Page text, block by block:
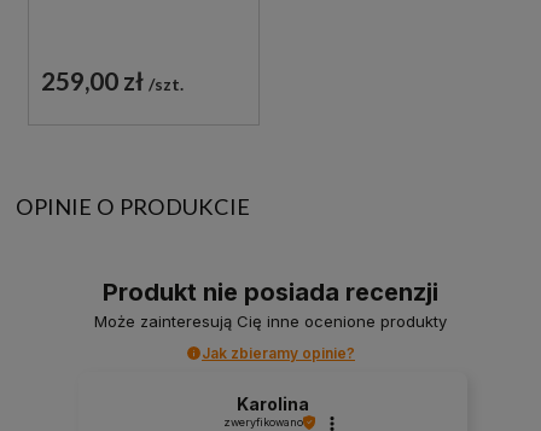
259,00 zł szt.
OPINIE O PRODUKCIE
Produkt nie posiada recenzji
Może zainteresują Cię inne ocenione produkty
Jak zbieramy opinie?
Karolina
zweryfikowano